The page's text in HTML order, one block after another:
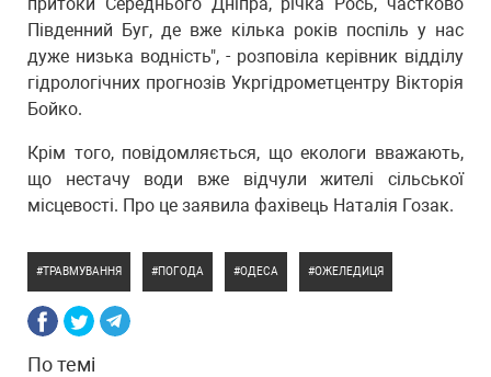
Південний Буг, де вже кілька років поспіль у нас
дуже низька водність", - розповіла керівник відділу
гідрологічних прогнозів Укргідрометцентру Вікторія
Бойко.
Крім того, повідомляється, що екологи вважають,
що нестачу води вже відчули жителі сільської
місцевості. Про це заявила фахівець Наталія Гозак.
ТРАВМУВАННЯ ПОГОДА ОДЕСА ОЖЕЛЕДИЦЯ
По темі